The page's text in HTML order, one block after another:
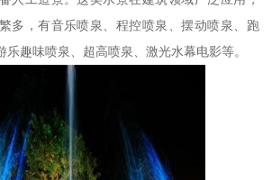
多，有音乐喷泉、程控喷泉、摆动喷泉、跑
趣味喷泉、超高喷泉、激光水幕电影等。